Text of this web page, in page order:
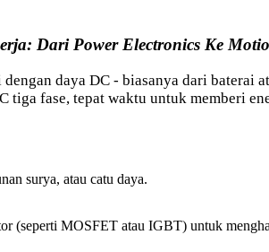
Dari Power Electronics Ke
daya DC - biasanya dari
tiga fase, tepat waktu untuk memberi
surya, atau catu daya.
(seperti MOSFET atau IGBT) untuk